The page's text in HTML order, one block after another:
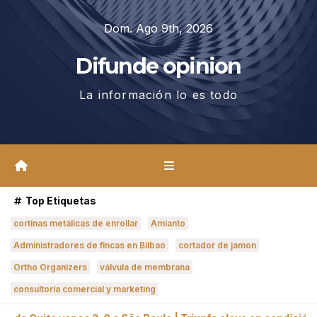
Dom. Ago 9th, 2026
Difunde opinion
La información lo es todo
Top Etiquetas
cortinas metálicas de enrollar Amianto
Administradores de fincas en Bilbao cortador de jamon
Ortho Organizers válvula de membrana
consultoría comercial y marketing